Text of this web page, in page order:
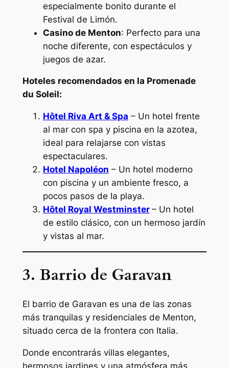
especialmente bonito durante el
Festival de Limón.
Casino de Menton: Perfecto para una
noche diferente, con espectáculos y
juegos de azar.
Hoteles recomendados en la Promenade
du Soleil:
Hôtel Riva Art & Spa – Un hotel frente
al mar con spa y piscina en la azotea,
ideal para relajarse con vistas
espectaculares.
Hotel Napoléon – Un hotel moderno
con piscina y un ambiente fresco, a
pocos pasos de la playa.
Hôtel Royal Westminster – Un hotel
de estilo clásico, con un hermoso jardín
y vistas al mar.
3. Barrio de Garavan
El barrio de Garavan es una de las zonas
más tranquilas y residenciales de Menton,
situado cerca de la frontera con Italia.
Donde encontrarás villas elegantes,